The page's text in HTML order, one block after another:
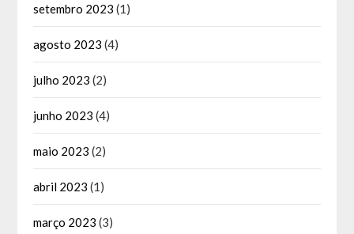
setembro 2023 (1)
agosto 2023 (4)
julho 2023 (2)
junho 2023 (4)
maio 2023 (2)
abril 2023 (1)
março 2023 (3)